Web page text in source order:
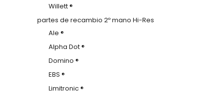
Willett ®
partes de recambio 2º mano Hi-Res
Ale ®
Alpha Dot ®
Domino ®
EBS ®
Limitronic ®